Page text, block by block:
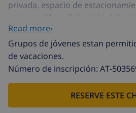
privada, espacio de
mismo edificio, Televisión,
Español, Inglés, Alemán,
con placa de cerámica, está
microondas, horno, congelador,
de cocina, cafetera y tostadora.
Read more›
Grupos de jóvenes estan
de vacaciones.
Número de inscripción: AT-
RESERVE ESTE